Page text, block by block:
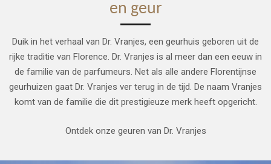
en geur
Duik in het verhaal van Dr. Vranjes, een geurhuis geboren uit de
rijke traditie van Florence. Dr. Vranjes is al meer dan een eeuw in
de familie van de parfumeurs. Net als alle andere Florentijnse
geurhuizen gaat Dr. Vranjes ver terug in de tijd. De naam Vranjes
komt van de familie die dit prestigieuze merk heeft opgericht.
Ontdek onze geuren van Dr. Vranjes